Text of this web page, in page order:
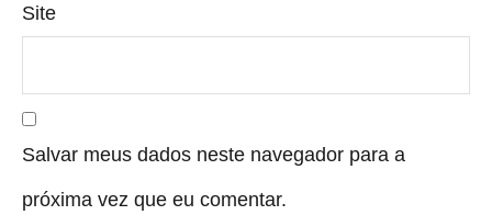
Site
Salvar meus dados neste navegador para a
próxima vez que eu comentar.